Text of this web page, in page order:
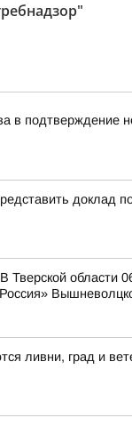
в подтверждение
доклад
Тверской
ливни, град и